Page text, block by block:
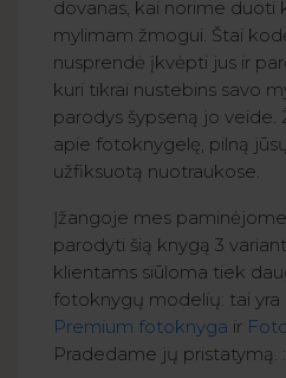
dovanas, kai norime duoti
mylimam žmogui. Štai
nusprendė įkvėpti jus ir
kuri tikrai nustebins savo
parodys šypseną jo
apie fotoknygelę, pilną
užfiksuotą nuotraukose.
Įžangoje mes
parodyti šią knygą 3
klientams siūloma tiek
fotoknygų modelių: tai yra
Premium fotoknyga ir
Pradedame jų pristatymą.